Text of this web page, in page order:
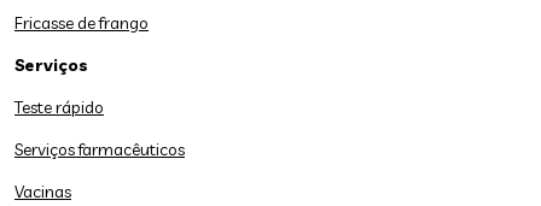
Fricasse de frango
Serviços
Teste rápido
Serviços farmacêuticos
Vacinas